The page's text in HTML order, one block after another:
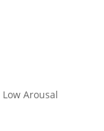
Arousal